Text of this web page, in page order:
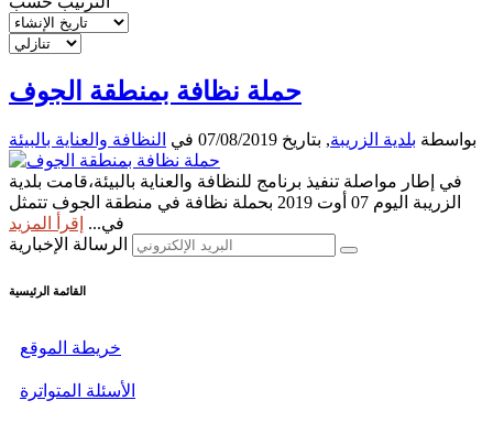
حملة نظافة بمنطقة الجوف
بواسطة بلدية الزريبة, بتاريخ 07/08/2019 في النظافة والعناية بالبيئة
في إطار مواصلة تنفيذ برنامج للنظافة والعناية بالبيئة،قامت بلدية
الزريبة اليوم 07 أوت 2019 بحملة نظافة في منطقة الجوف تتمثل
في... إقرأ المزيد
الرسالة الإخبارية
القائمة الرئيسية
خريطة الموقع
الأسئلة المتواترة